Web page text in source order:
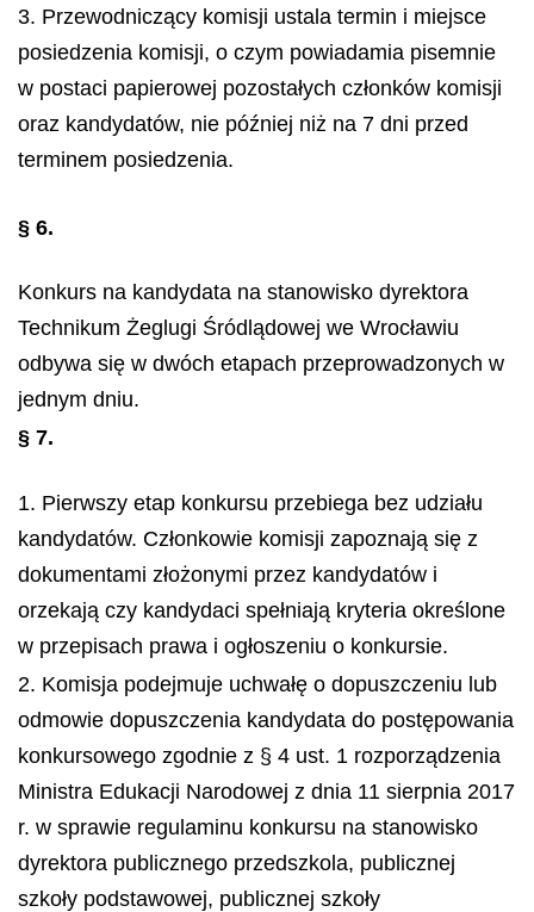
3. Przewodniczący komisji ustala termin i miejsce
posiedzenia komisji, o czym powiadamia pisemnie
w postaci papierowej pozostałych członków komisji
oraz kandydatów, nie później niż na 7 dni przed
terminem posiedzenia.
§ 6.
Konkurs na kandydata na stanowisko dyrektora
Technikum Żeglugi Śródlądowej we Wrocławiu
odbywa się w dwóch etapach przeprowadzonych w
jednym dniu.
§ 7.
1. Pierwszy etap konkursu przebiega bez udziału
kandydatów. Członkowie komisji zapoznają się z
dokumentami złożonymi przez kandydatów i
orzekają czy kandydaci spełniają kryteria określone
w przepisach prawa i ogłoszeniu o konkursie.
2. Komisja podejmuje uchwałę o dopuszczeniu lub
odmowie dopuszczenia kandydata do postępowania
konkursowego zgodnie z § 4 ust. 1 rozporządzenia
Ministra Edukacji Narodowej z dnia 11 sierpnia 2017
r. w sprawie regulaminu konkursu na stanowisko
dyrektora publicznego przedszkola, publicznej
szkoły podstawowej, publicznej szkoły